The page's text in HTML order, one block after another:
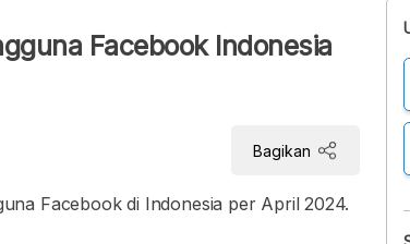
Facebook Indonesia
Bagikan
Facebook di Indonesia per April 2024.